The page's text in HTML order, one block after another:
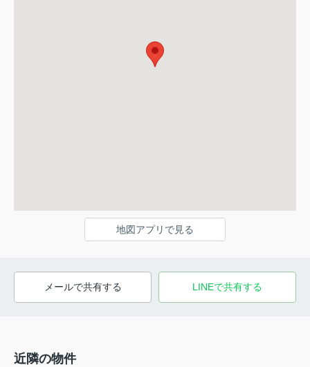
地図アプリで見る
メールで共有する LINEで共有する
近隣の物件